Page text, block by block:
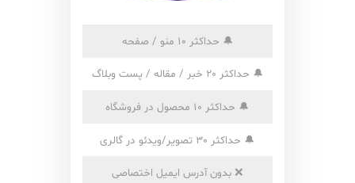
🔔 حداکثر 10 منو / صفحه
🔔 حداکثر 20 خبر / مقاله / پست وبلاگ
🔔 حداکثر 10 محصول در فروشگاه
🔔 حداکثر 30 تصویر/ویدئو در گالری
❌ بدون آدرس ایمیل اختصاصی